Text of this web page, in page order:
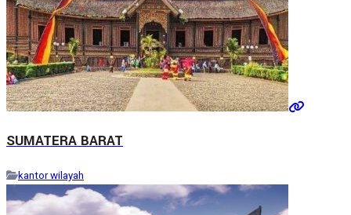
SUMATERA BARAT
kantor wilayah